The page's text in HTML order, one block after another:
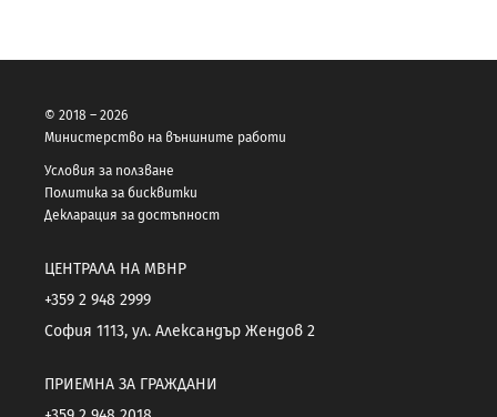
© 2018 – 2026
Министерство на външните работи
Условия за ползване
Политика за бисквитки
Декларация за достъпност
ЦЕНТРАЛА НА МВНР
+359 2 948 2999
София 1113, ул. Александър Жендов 2
ПРИЕМНА ЗА ГРАЖДАНИ